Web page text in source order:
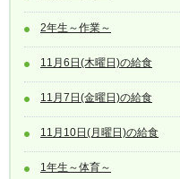
2年生～作業～
11月6日(木曜日)の給食
11月7日(金曜日)の給食
11月10日(月曜日)の給食
1年生～体育～